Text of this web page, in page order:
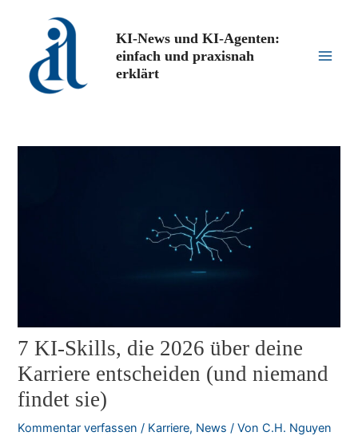
springen
KI-News und KI-Agenten:
einfach und praxisnah
erklärt
7 KI-Skills, die 2026 über deine
Karriere entscheiden (und niemand
findet sie)
Kommentar verfassen / Karriere, News / VonC.H. Nguyen